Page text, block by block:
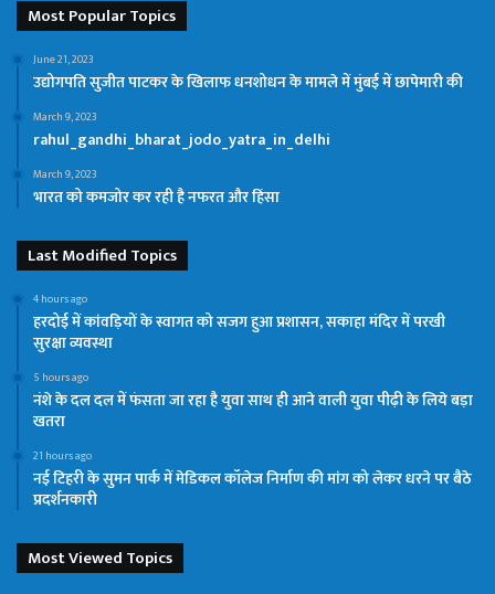
Most Popular Topics
June 21, 2023
उद्योगपति सुजीत पाटकर के खिलाफ धनशोधन के मामले में मुंबई में छापेमारी की
March 9, 2023
rahul_gandhi_bharat_jodo_yatra_in_delhi
March 9, 2023
भारत को कमजोर कर रही है नफरत और हिंसा
Last Modified Topics
4 hours ago
हरदोई में कांवड़ियों के स्वागत को सजग हुआ प्रशासन, सकाहा मंदिर में परखी
सुरक्षा व्यवस्था
5 hours ago
नंशे के दल दल में फंसता जा रहा है युवा साथ ही आने वाली युवा पीढ़ी के लिये बड़ा
खतरा
21 hours ago
नई टिहरी के सुमन पार्क में मेडिकल कॉलेज निर्माण की मांग को लेकर धरने पर बैठे
प्रदर्शनकारी
Most Viewed Topics